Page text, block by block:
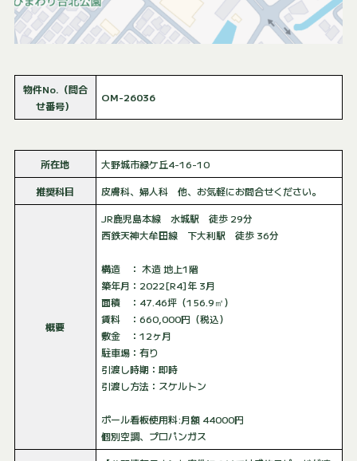
物件No.（問合
せ番号）
OM-26036
所在地
大野城市緑ケ丘4-16-10
推奨科目
皮膚科、婦人科 他、お気軽にお問合せください。
概要
JR鹿児島本線 水城駅 徒歩 29分
西鉄天神大牟田線 下大利駅 徒歩 36分
構造 ： 木造 地上1階
築年月：2022[R4]年 3月
面積 ：47.46坪（156.9㎡）
賃料 ：660,000円（税込）
敷金 ：12ヶ月
駐車場：有り
引渡し時期：即時
引渡し方法：スケルトン
ポール看板使用料:月額 44000円
個別空調、プロパンガス